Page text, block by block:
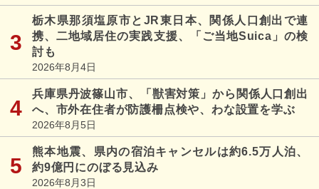
栃木県那須塩原市とJR東日本、関係人口創出で連
携、二地域居住の実践支援、「ご当地Suica」の検
討も
2026年8月4日
兵庫県丹波篠山市、「獣害対策」から関係人口創出
へ、市外在住者が防護柵点検や、わな設置を学ぶ
2026年8月5日
熊本地震、県内の宿泊キャンセルは約6.5万人泊、
約9億円にのぼる見込み
2026年8月3日